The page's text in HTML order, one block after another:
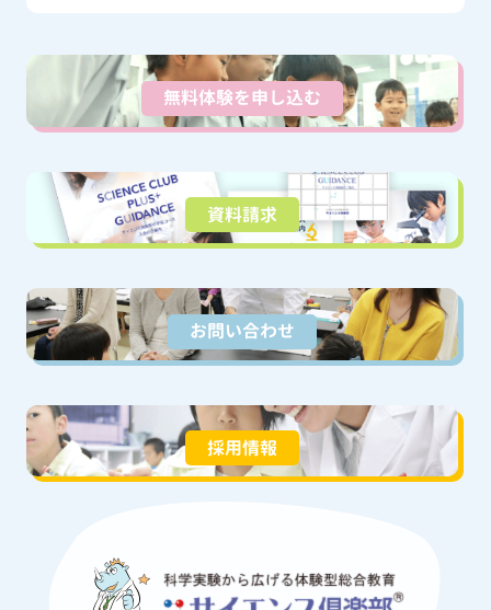
無料体験を申し込む
資料請求
お問い合わせ
採用情報